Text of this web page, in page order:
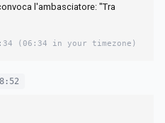
l'ambasciatore: "Tra
(06:34 in your timezone)